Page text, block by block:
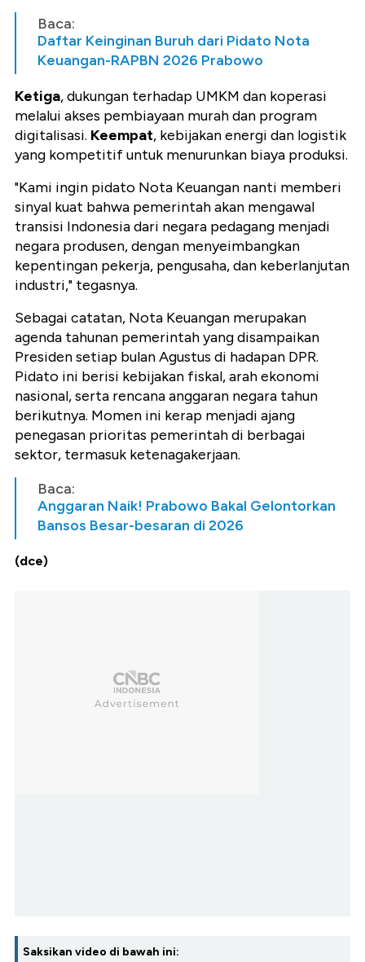
Baca:
Daftar Keinginan Buruh dari Pidato Nota
Keuangan-RAPBN 2026 Prabowo
Ketiga, dukungan terhadap UMKM dan koperasi
melalui akses pembiayaan murah dan program
digitalisasi. Keempat, kebijakan energi dan logistik
yang kompetitif untuk menurunkan biaya produksi.
"Kami ingin pidato Nota Keuangan nanti memberi
sinyal kuat bahwa pemerintah akan mengawal
transisi Indonesia dari negara pedagang menjadi
negara produsen, dengan menyeimbangkan
kepentingan pekerja, pengusaha, dan keberlanjutan
industri," tegasnya.
Sebagai catatan, Nota Keuangan merupakan
agenda tahunan pemerintah yang disampaikan
Presiden setiap bulan Agustus di hadapan DPR.
Pidato ini berisi kebijakan fiskal, arah ekonomi
nasional, serta rencana anggaran negara tahun
berikutnya. Momen ini kerap menjadi ajang
penegasan prioritas pemerintah di berbagai
sektor, termasuk ketenagakerjaan.
Baca:
Anggaran Naik! Prabowo Bakal Gelontorkan
Bansos Besar-besaran di 2026
(dce)
Saksikan video di bawah ini: